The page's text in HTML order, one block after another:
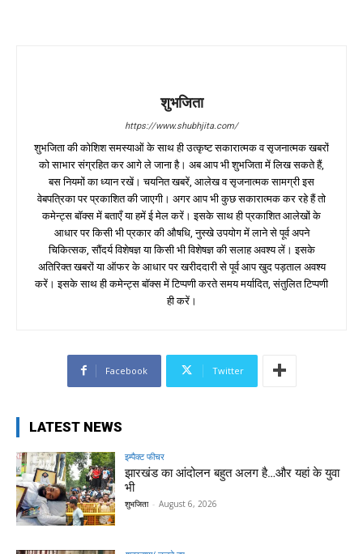
शुभजिता
https://www.shubhjita.com/
शुभजिता की कोशिश समस्याओं के साथ ही उत्कृष्ट सकारात्मक व सृजनात्मक खबरों
को साभार संग्रहित कर आगे ले जाना है। अब आप भी शुभजिता में लिख सकते हैं,
बस नियमों का ध्यान रखें। चयनित खबरें, आलेख व सृजनात्मक सामग्री इस
वेबपत्रिका पर प्रकाशित की जाएगी। अगर आप भी कुछ सकारात्मक कर रहे हैं तो
कमेन्ट्स बॉक्स में बताएँ या हमें ई मेल करें। इसके साथ ही प्रकाशित आलेखों के
आधार पर किसी भी प्रकार की औषधि, नुस्खे उपयोग में लाने से पूर्व अपने
चिकित्सक, सौंदर्य विशेषज्ञ या किसी भी विशेषज्ञ की सलाह अवश्य लें। इसके
अतिरिक्त खबरों या ऑफर के आधार पर खरीददारी से पूर्व आप खुद पड़ताल अवश्य
करें। इसके साथ ही कमेन्ट्स बॉक्स में टिप्पणी करते समय मर्यादित, संतुलित टिप्पणी
ही करें।
Facebook Twitter
LATEST NEWS
इम्पैक्ट फीचर
झारखंड का आंदोलन बहुत अलग है…और यहां के युवा
भी
शुभजिता - August 6, 2026